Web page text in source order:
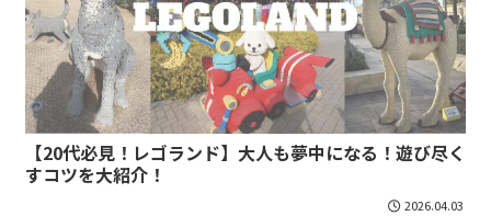
【20代必見！レゴランド】大人も夢中になる！遊び尽く
すコツを大紹介！
2026.04.03